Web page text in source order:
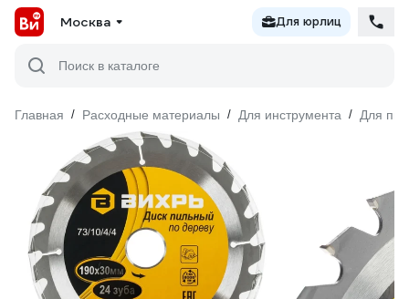
Москва Для юрлиц
Поиск в каталоге
Главная / Расходные материалы / Для инструмента / Для пил